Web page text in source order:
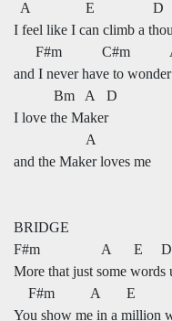
A E
I feel like I can climb a
F#m
and I never have to
Bm A D
I love the Maker
A
and the Maker loves me
BRIDGE
F#m A E D
More that just some words
F#m A E
You show me in a million